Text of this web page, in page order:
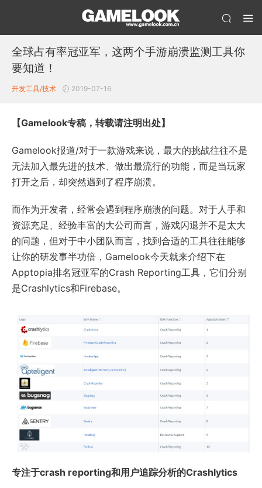
全球占有率冠亚军，这两个手游崩溃监测工具你
要知道！
开发工具/技术 2019-07-16
【Gamelook专稿，转载请注明出处】
Gamelook报道/对于一款游戏来说，最大的挑战往往不是
无法加入最先进的技术、做出最流行的功能，而是当玩家
打开之后，却突然遇到了程序崩溃。
而作为开发者，经常会遇到程序崩溃的问题。对于人手和
资源充足、经验丰富的大公司而言，游戏闪退并不是太大
的问题，但对于中小团队而言，找到合适的工具往往能够
让你的研发事半功倍，Gamelook今天就来介绍下在
Apptopia排名冠亚军的Crash Reporting工具，它们分别
是Crashlytics和Firebase。
专注于crash reporting和用户追踪分析的Crashlytics